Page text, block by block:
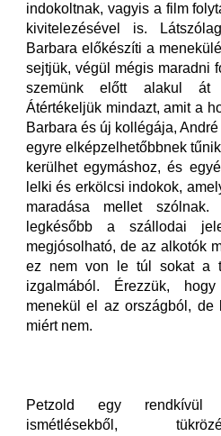
indokoltnak, vagyis a film
kivitelezésével is.
Barbara előkészíti a
sejtjük, végül mégis maradni
szemünk előtt alakul át
Átértékeljük mindazt, amit a
Barbara és új kollégája,
egyre elképzelhetőbbnek
kerülhet egymáshoz, és
lelki és erkölcsi indokok,
maradása mellet
legkésőbb a szállodai
megjósolható, de az alkotók
ez nem von le túl sokat a
izgalmából. Érezzük,
menekül el az országból, de
miért nem.
Petzold egy rendkívül
ismétlésekből,